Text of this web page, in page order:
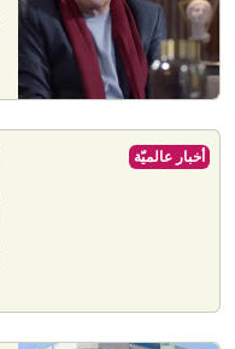
أخبار عالميّة